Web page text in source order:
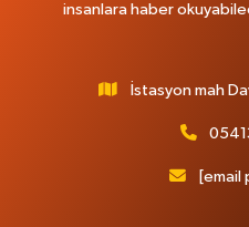
insanlara haber
İstasyon mah